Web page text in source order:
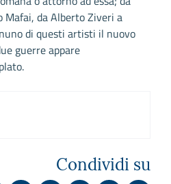
Mafai, da Alberto Ziveri a
di questi artisti il nuovo
guerre appare
Condividi su